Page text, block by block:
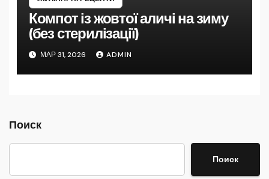
Компот із жовтої аличі на зиму
(без стерилізації)
МАР 31, 2026 ADMIN
Поиск
Поиск